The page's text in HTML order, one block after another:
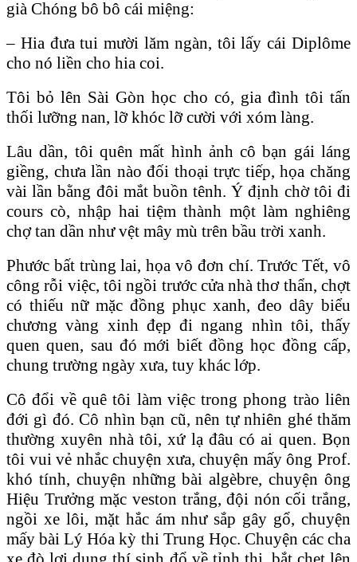
già Chóng bô bô cái miệng:
– Hia đưa tui mười lăm ngàn, tôi lấy cái Diplôme
cho nó liền cho hia coi.
Tôi bỏ lên Sài Gòn học cho có, gia đình tôi tấn
thối lưỡng nan, lỡ khóc lỡ cười với xóm làng.
Lâu dần, tôi quên mất hình ảnh cô bạn gái láng
giềng, chưa lần nào đối thoại trực tiếp, họa chăng
vài lần bằng đôi mắt buồn tênh. Ý định chờ tôi đi
cours cò, nhập hai tiệm thành một làm nghiêng
chợ tan dần như vệt mây mù trên bầu trời xanh.
Phước bất trùng lai, họa vô đơn chí. Trước Tết, vô
công rỗi việc, tôi ngồi trước cửa nhà thơ thẩn, chợt
có thiếu nữ mặc đồng phục xanh, đeo dây biểu
chương vàng xinh đẹp đi ngang nhìn tôi, thấy
quen quen, sau đó mới biết đồng học đồng cấp,
chung trường ngày xưa, tuy khác lớp.
Cô đổi về quê tôi làm việc trong phong trào liên
đới gì đó. Cô nhìn bạn cũ, nên tự nhiên ghé thăm
thường xuyên nhà tôi, xứ lạ đâu có ai quen. Bọn
tôi vui vẻ nhắc chuyện xưa, chuyện mấy ông Prof.
khó tính, chuyện những bài algèbre, chuyện ông
Hiệu Trưởng mặc veston trắng, đội nón cối trắng,
ngồi xe lôi, mặt hắc ám như sắp gây gổ, chuyện
mấy bài Lý Hóa kỳ thi Trung Học. Chuyện các cha